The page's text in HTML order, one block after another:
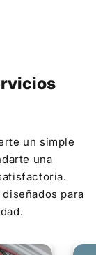
un simple
una
para